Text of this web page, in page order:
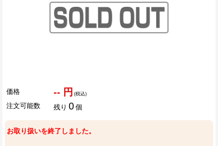
価格 -- 円 (税込)
注文可能数 残り 0個
お取り扱いを終了しました。